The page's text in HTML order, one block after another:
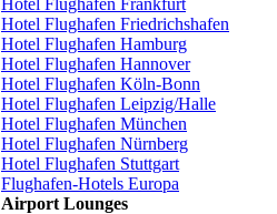
Hotel Flughafen Frankfurt
Hotel Flughafen Friedrichshafen
Hotel Flughafen Hamburg
Hotel Flughafen Hannover
Hotel Flughafen Köln-Bonn
Hotel Flughafen Leipzig/Halle
Hotel Flughafen München
Hotel Flughafen Nürnberg
Hotel Flughafen Stuttgart
Flughafen-Hotels Europa
Airport Lounges